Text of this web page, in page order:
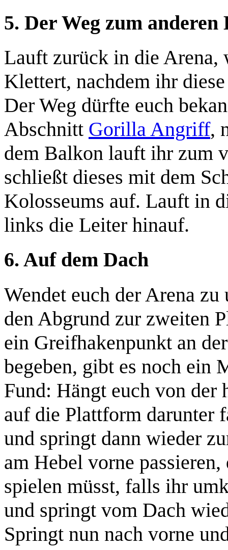
5. Der Weg zum anderen
Lauft zurück in die
Klettert, nachdem ihr
Der Weg dürfte euch
Abschnitt Gorilla Angriff,
dem Balkon lauft ihr zum
schließt dieses mit dem
Kolosseums auf. Lauft in
links die Leiter hinauf.
6. Auf dem Dach
Wendet euch der Arena
den Abgrund zur zweiten
ein Greifhakenpunkt an
begeben, gibt es noch ein
Fund: Hängt euch von der
auf die Plattform darunter
und springt dann wieder
am Hebel vorne
spielen müsst, falls ihr
und springt vom Dach
Springt nun nach vorne